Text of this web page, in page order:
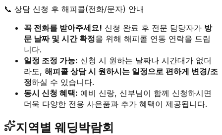
📞 상담 신청 후 해피콜(전화/문자) 안내
꼭 전화를 받아주세요! 신청 완료 후 전문 담당자가 방
문 날짜 및 시간 확정을 위해 해피콜 연동 연락을 드립
니다.
일정 조정 가능: 신청 시 원하는 날짜나 시간대가 없더
라도, 해피콜 상담 시 원하시는 일정으로 편하게 변경/조
정하실 수 있습니다.
동시 신청 혜택: 예비 신랑, 신부님이 함께 신청하시면
더욱 다양한 전용 사은품과 추가 혜택이 제공됩니다.
지역별 웨딩박람회